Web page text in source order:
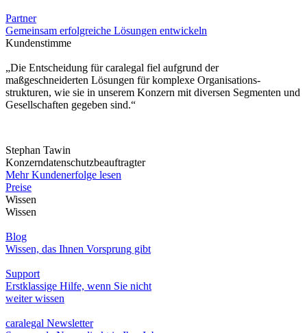
Partner
Gemeinsam erfolgreiche Lösungen entwickeln
Kundenstimme
„Die Entscheidung für caralegal fiel aufgrund der
maßgeschneiderten Lösungen für komplexe Organisations-
strukturen, wie sie in unserem Konzern mit diversen Segmenten und
Gesellschaften gegeben sind.“
Stephan Tawin
Konzerndatenschutzbeauftragter
Mehr Kundenerfolge lesen
Preise
Wissen
Wissen
Blog
Wissen, das Ihnen Vorsprung gibt
Support
Erstklassige Hilfe, wenn Sie nicht
weiter wissen
caralegal Newsletter